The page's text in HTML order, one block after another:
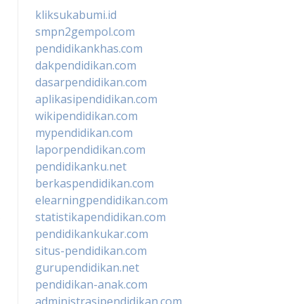
kliksukabumi.id
smpn2gempol.com
pendidikankhas.com
dakpendidikan.com
dasarpendidikan.com
aplikasipendidikan.com
wikipendidikan.com
mypendidikan.com
laporpendidikan.com
pendidikanku.net
berkaspendidikan.com
elearningpendidikan.com
statistikapendidikan.com
pendidikankukar.com
situs-pendidikan.com
gurupendidikan.net
pendidikan-anak.com
administrasipendidikan.com